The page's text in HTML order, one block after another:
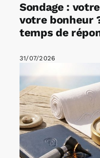
Sondage :
votre bonheur
temps de
31/07/2026